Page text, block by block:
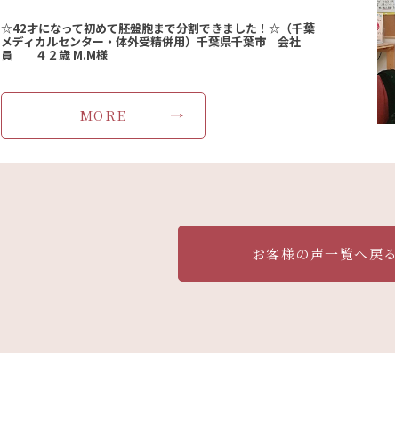
☆42才になって初めて胚盤胞まで分割できました！☆（千葉
メディカルセンター・体外受精併用）千葉県千葉市 会社
員 ４２歳 M.M様
MORE
お客様の声一覧へ戻る